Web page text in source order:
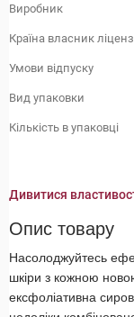
Виробник
Країна власник
Умови відпуску
Вид упаковки
Кількість в упаковці
Дивитися
Опис товару
Насолоджуйтесь
шкіри з кожною
ексфоліативна